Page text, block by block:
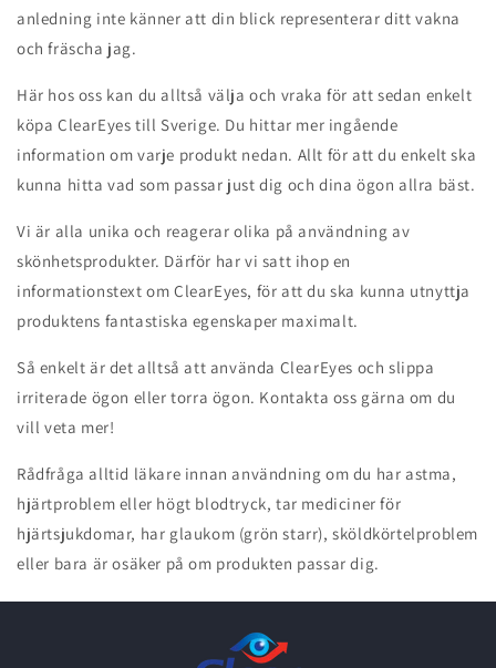
anledning inte känner att din blick representerar ditt vakna
och fräscha jag.
Här hos oss kan du alltså välja och vraka för att sedan enkelt
köpa ClearEyes till Sverige. Du hittar mer ingående
information om varje produkt nedan. Allt för att du enkelt ska
kunna hitta vad som passar just dig och dina ögon allra bäst.
Vi är alla unika och reagerar olika på användning av
skönhetsprodukter. Därför har vi satt ihop en
informationstext om ClearEyes, för att du ska kunna utnyttja
produktens fantastiska egenskaper maximalt.
Så enkelt är det alltså att använda ClearEyes och slippa
irriterade ögon eller torra ögon. Kontakta oss gärna om du
vill veta mer!
Rådfråga alltid läkare innan användning om du har astma,
hjärtproblem eller högt blodtryck, tar mediciner för
hjärtsjukdomar, har glaukom (grön starr), sköldkörtelproblem
eller bara är osäker på om produkten passar dig.